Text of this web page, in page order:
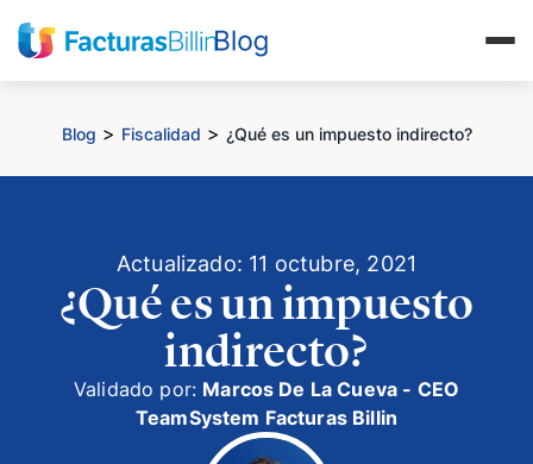
Blog > Fiscalidad > ¿Qué es un impuesto indirecto?
Actualizado: 11 octubre, 2021
¿Qué es un impuesto
indirecto?
Validado por: Marcos De La Cueva - CEO
TeamSystem Facturas Billin